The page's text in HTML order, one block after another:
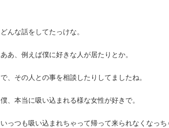
どんな話をしてたっけな。
ああ、例えば僕に好きな人が居たりとか。
で、その人との事を相談したりしてましたね。
僕、本当に吸い込まれる様な女性が好きで。
いっつも吸い込まれちゃって帰って来られなくなっち